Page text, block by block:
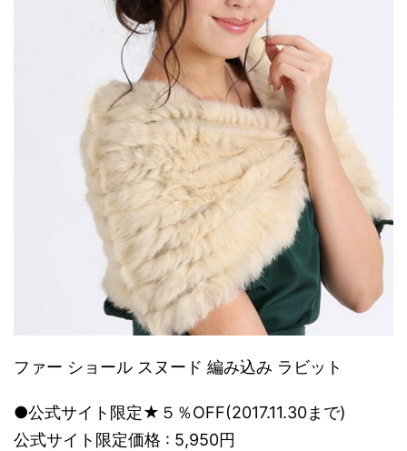
ファー ショール スヌード 編み込み ラビット
●公式サイト限定★５％OFF(2017.11.30まで)
公式サイト限定価格 : 5,950円